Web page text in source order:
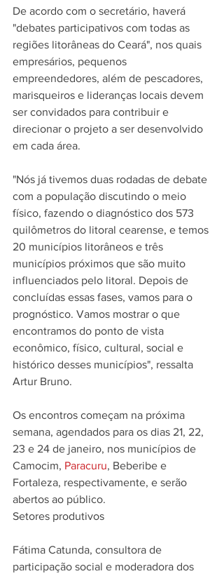
De acordo com o secretário, haverá
"debates participativos com todas as
regiões litorâneas do Ceará", nos quais
empresários, pequenos
empreendedores, além de pescadores,
marisqueiros e lideranças locais devem
ser convidados para contribuir e
direcionar o projeto a ser desenvolvido
em cada área.
"Nós já tivemos duas rodadas de debate
com a população discutindo o meio
físico, fazendo o diagnóstico dos 573
quilômetros do litoral cearense, e temos
20 municípios litorâneos e três
municípios próximos que são muito
influenciados pelo litoral. Depois de
concluídas essas fases, vamos para o
prognóstico. Vamos mostrar o que
encontramos do ponto de vista
econômico, físico, cultural, social e
histórico desses municípios", ressalta
Artur Bruno.
Os encontros começam na próxima
semana, agendados para os dias 21, 22,
23 e 24 de janeiro, nos municípios de
Camocim, Paracuru, Beberibe e
Fortaleza, respectivamente, e serão
abertos ao público.
Setores produtivos
Fátima Catunda, consultora de
participação social e moderadora dos